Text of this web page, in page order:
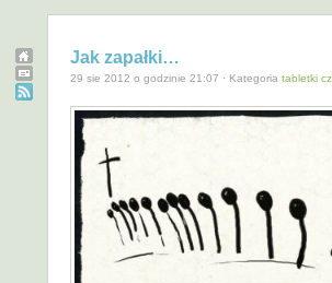
Jak zapałki…
29 sie 2012 o godzinie 21:07 · Kategoria tabletki